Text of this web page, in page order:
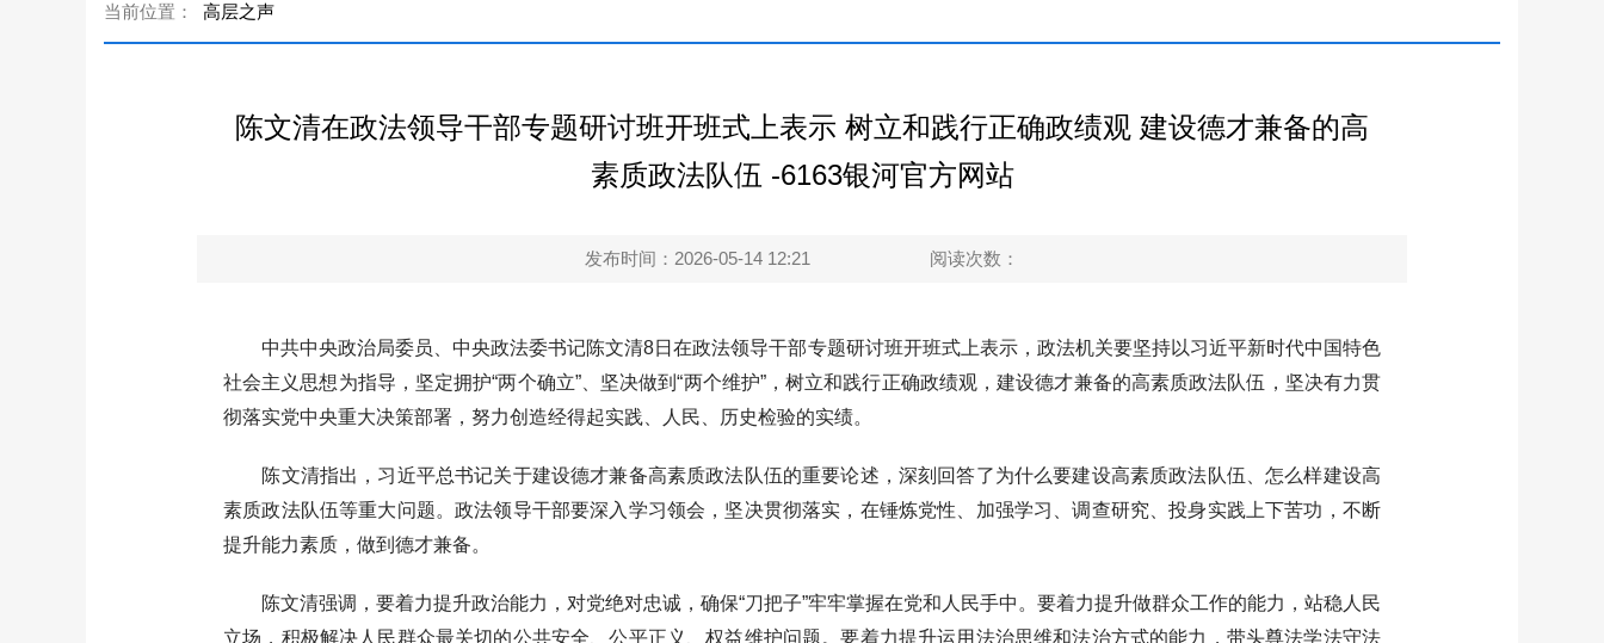
当前位置： 高层之声
陈文清在政法领导干部专题研讨班开班式上表示 树立和践行正确政绩观 建设德才兼备的高
素质政法队伍 -6163银河官方网站
发布时间：2026-05-14 12:21 阅读次数：
中共中央政治局委员、中央政法委书记陈文清8日在政法领导干部专题研讨班开班式上表示，政法机关要坚持以习近平新时代中国特色
社会主义思想为指导，坚定拥护“两个确立”、坚决做到“两个维护”，树立和践行正确政绩观，建设德才兼备的高素质政法队伍，坚决有力贯
彻落实党中央重大决策部署，努力创造经得起实践、人民、历史检验的实绩。
陈文清指出，习近平总书记关于建设德才兼备高素质政法队伍的重要论述，深刻回答了为什么要建设高素质政法队伍、怎么样建设高
素质政法队伍等重大问题。政法领导干部要深入学习领会，坚决贯彻落实，在锤炼党性、加强学习、调查研究、投身实践上下苦功，不断
提升能力素质，做到德才兼备。
陈文清强调，要着力提升政治能力，对党绝对忠诚，确保“刀把子”牢牢掌握在党和人民手中。要着力提升做群众工作的能力，站稳人民
立场，积极解决人民群众最关切的公共安全、公平正义、权益维护问题。要着力提升运用法治思维和法治方式的能力，带头尊法学法守法